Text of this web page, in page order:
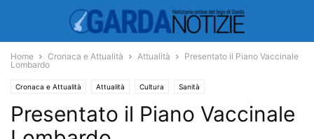
Home Cronaca e Attualità Attualità
Presentato il Piano Vaccinale
Lombardo
Cronaca e Attualità Attualità Cultura Sanità
Presentato il Piano Vaccinale